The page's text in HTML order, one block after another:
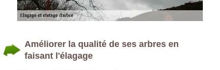
Améliorer la qualité de ses arbres en
faisant l'élagage